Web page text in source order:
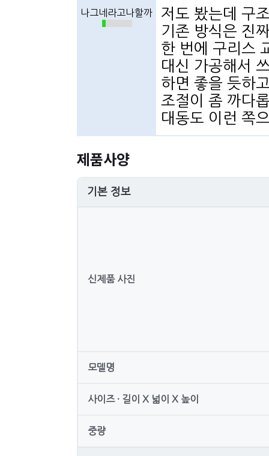
나그네라고나할까
저도 봤는데 구
기존 방식은 진
한 번에 구리스
대신 가공해서
하면 좋을 듯하
조절이 좀 까다
대동도 이런 쪽
제품사양
기본 정보
신제품 사진
모델명
사이즈 · 길이 X 넓이 X 높이
중량